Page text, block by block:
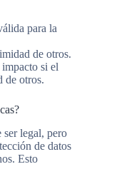
para la
de otros.
si el
de otros.
ser legal, pero
de datos
Esto